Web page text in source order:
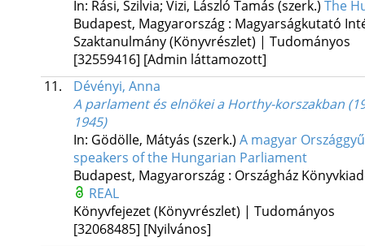
In: Rási, Szilvia; Vizi, László Tamás (szerk.) The
Budapest, Magyarország : Magyarságkutató
Szaktanulmány (Könyvrészlet) | Tudományos
[32559416] [Admin láttamozott]
11.
Dévényi, Anna
A parlament és elnökei a Horthy-korszakban
1945)
In: Gödölle, Mátyás (szerk.) A magyar
speakers of the Hungarian Parliament
Budapest, Magyarország : Országház
REAL
Könyvfejezet (Könyvrészlet) | Tudományos
[32068485] [Nyilvános]